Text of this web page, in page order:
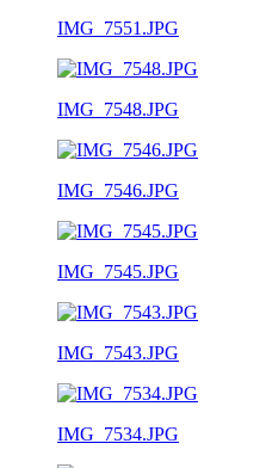
IMG_7551.JPG
IMG_7548.JPG
IMG_7546.JPG
IMG_7545.JPG
IMG_7543.JPG
IMG_7534.JPG